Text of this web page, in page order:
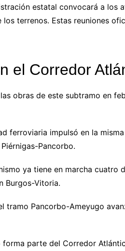
estatal convocará a los
terrenos. Estas reuniones
el Corredor
obras de este subtramo en
ferroviaria impulsó en la
Pancorbo.
ya tiene en marcha cuatro
Burgos-Vitoria.
tramo Pancorbo-Ameyugo
parte del Corredor